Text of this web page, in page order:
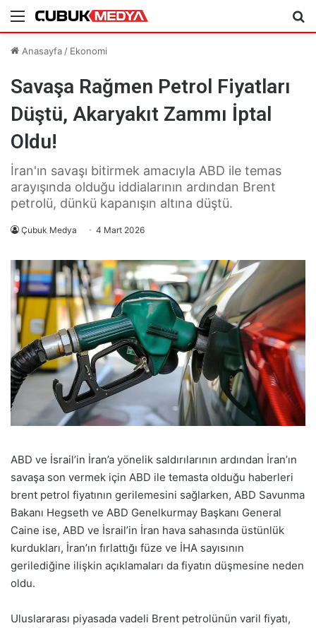
Menü
Anasayfa / Ekonomi
Savaşa Rağmen Petrol Fiyatları
Düştü, Akaryakıt Zammı İptal
Oldu!
İran'ın savaşı bitirmek amacıyla ABD ile temas
arayışında olduğu iddialarının ardından Brent
petrolü, dünkü kapanışın altına düştü.
Çubuk Medya 4 Mart 2026
ABD ve İsrail’in İran’a yönelik saldırılarının ardından İran’ın
savaşa son vermek için ABD ile temasta olduğu haberleri
brent petrol fiyatının gerilemesini sağlarken, ABD Savunma
Bakanı Hegseth ve ABD Genelkurmay Başkanı General
Caine ise, ABD ve İsrail’in İran hava sahasında üstünlük
kurdukları, İran’ın fırlattığı füze ve İHA sayısının
gerilediğine ilişkin açıklamaları da fiyatın düşmesine neden
oldu.
Uluslararası piyasada vadeli Brent petrolünün varil fiyatı,